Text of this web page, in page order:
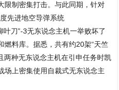
限制密集打击。与此同期，针对
先进地空导弹系统
叶刀”-3无东说念主机一举败坏了
燃料库。据悉，共有约20架“天竺
两种无东说念主机在引申任务时凯
场上密集使用自裁式无东说念主